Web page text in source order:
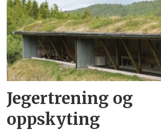
Jegertrening og
oppskyting